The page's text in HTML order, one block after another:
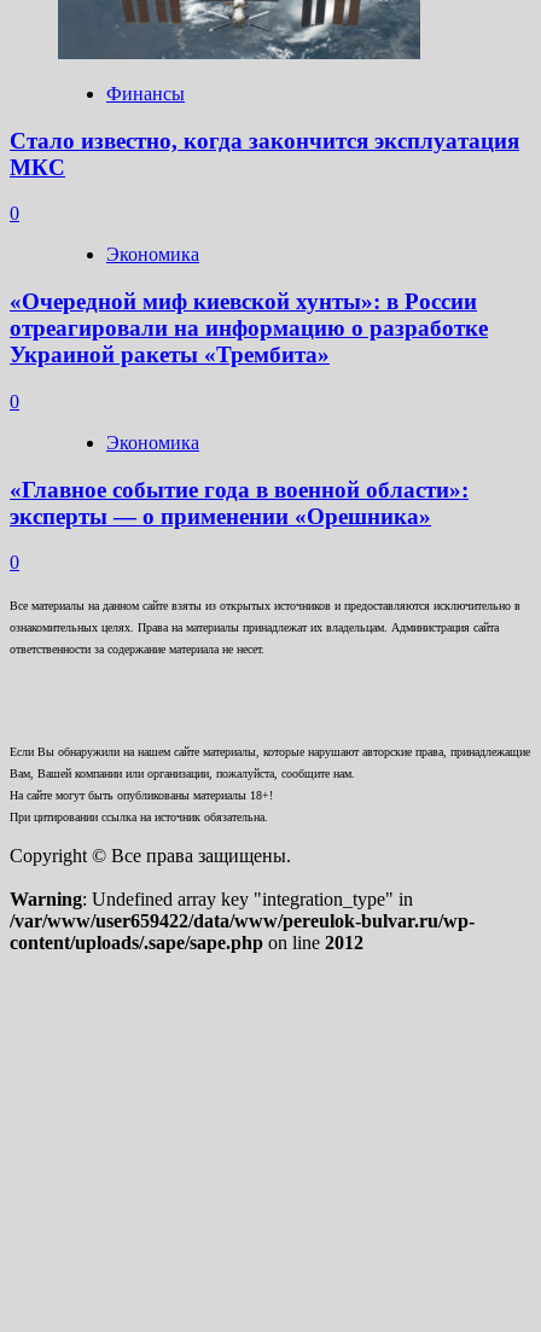
Финансы
Стало известно, когда закончится эксплуатация
МКС
0
Экономика
«Очередной миф киевской хунты»: в России
отреагировали на информацию о разработке
Украиной ракеты «Трембита»
0
Экономика
«Главное событие года в военной области»:
эксперты — о применении «Орешника»
0
Все материалы на данном сайте взяты из открытых источников и предоставляются исключительно в
ознакомительных целях. Права на материалы принадлежат их владельцам. Администрация сайта
ответственности за содержание материала не несет.
Если Вы обнаружили на нашем сайте материалы, которые нарушают авторские права, принадлежащие
Вам, Вашей компании или организации, пожалуйста, сообщите нам.
На сайте могут быть опубликованы материалы 18+!
При цитировании ссылка на источник обязательна.
Copyright © Все права защищены.
Warning: Undefined array key "integration_type" in
/var/www/user659422/data/www/pereulok-bulvar.ru/wp-
content/uploads/.sape/sape.php on line 2012